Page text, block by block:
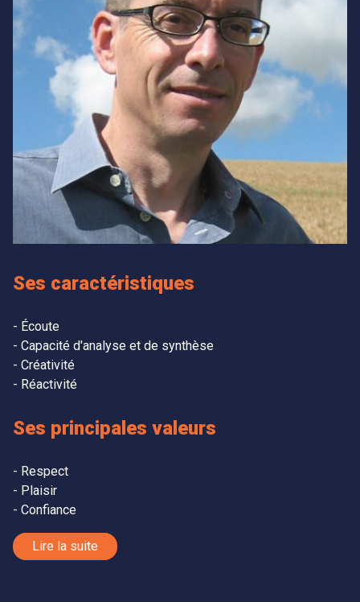
Ses caractéristiques
Écoute
Capacité d'analyse et de synthèse
Créativité
Réactivité
Ses principales valeurs
Respect
Plaisir
Confiance
Lire la suite